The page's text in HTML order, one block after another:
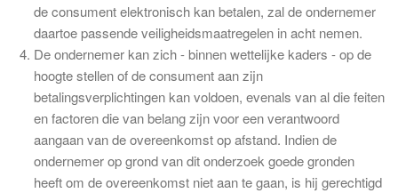
de consument elektronisch kan betalen, zal de ondernemer
daartoe passende veiligheidsmaatregelen in acht nemen.
De ondernemer kan zich - binnen wettelijke kaders - op de
hoogte stellen of de consument aan zijn
betalingsverplichtingen kan voldoen, evenals van al die feiten
en factoren die van belang zijn voor een verantwoord
aangaan van de overeenkomst op afstand. Indien de
ondernemer op grond van dit onderzoek goede gronden
heeft om de overeenkomst niet aan te gaan, is hij gerechtigd